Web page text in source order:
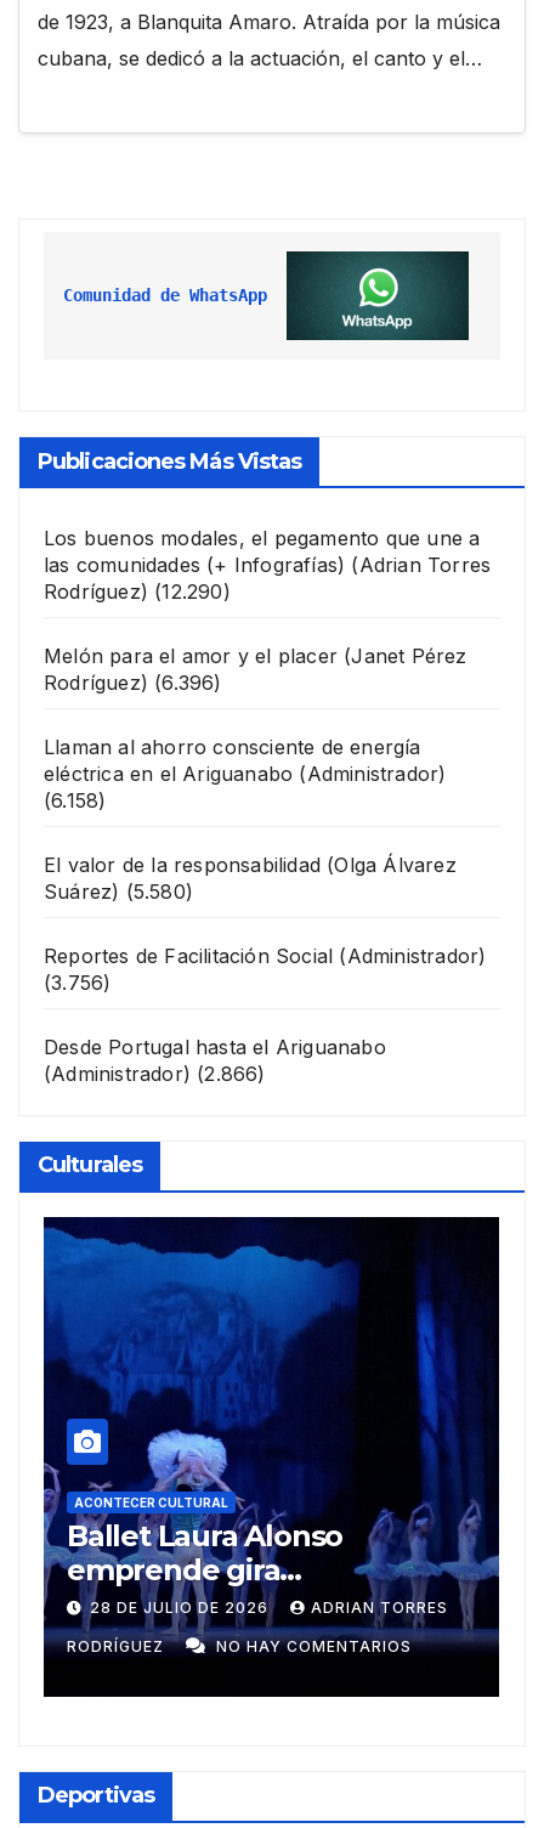
de 1923, a Blanquita Amaro. Atraída por la música
cubana, se dedicó a la actuación, el canto y el…
Comunidad de WhatsApp
Publicaciones Más Vistas
Los buenos modales, el pegamento que une a
las comunidades (+ Infografías) (Adrian Torres
Rodríguez) (12.290)
Melón para el amor y el placer (Janet Pérez
Rodríguez) (6.396)
Llaman al ahorro consciente de energía
eléctrica en el Ariguanabo (Administrador)
(6.158)
El valor de la responsabilidad (Olga Álvarez
Suárez) (5.580)
Reportes de Facilitación Social (Administrador)
(3.756)
Desde Portugal hasta el Ariguanabo
(Administrador) (2.866)
Culturales
Alonso
gira
2026 ADRIAN TORRES
NO HAY COMENTARIOS
ACONTECER CULTURAL
Muñecos y
9 DE JULIO DE 2026
GUZMÁN NO HAY
Deportivas